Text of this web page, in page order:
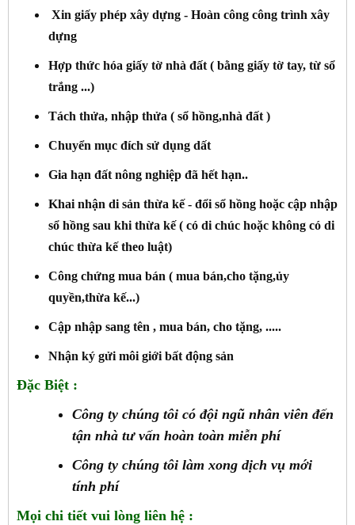
Xin giấy phép xây dựng - Hoàn công công trình xây
dựng
Hợp thức hóa giấy tờ nhà đất ( bằng giấy tờ tay, từ sổ
trắng ...)
Tách thửa, nhập thửa ( sổ hồng,nhà đất )
Chuyển mục đích sử dụng dất
Gia hạn đất nông nghiệp đã hết hạn..
Khai nhận di sản thừa kế - đổi sổ hồng hoặc cập nhập
sổ hồng sau khi thừa kế ( có di chúc hoặc không có di
chúc thừa kế theo luật)
Công chứng mua bán ( mua bán,cho tặng,ủy
quyền,thừa kế...)
Cập nhập sang tên , mua bán, cho tặng, .....
Nhận ký gửi môi giới bất động sản
Đặc Biệt :
Công ty chúng tôi có đội ngũ nhân viên đến
tận nhà tư vấn hoàn toàn miễn phí
Công ty chúng tôi làm xong dịch vụ mới
tính phí
Mọi chi tiết vui lòng liên hệ :